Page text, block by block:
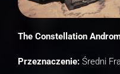
The Constellation
Przeznaczenie: Średni